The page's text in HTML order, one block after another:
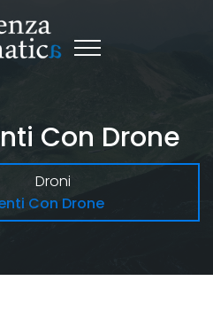
Con Drone
Droni
Con Drone